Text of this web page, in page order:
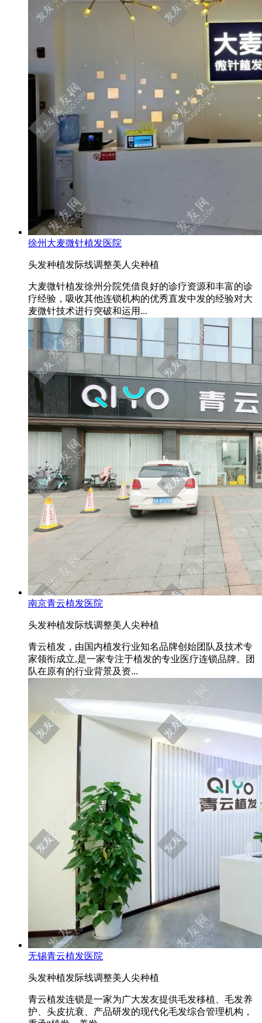
徐州大麦微针植发医院
头发种植发际线调整美人尖种植
大麦微针植发徐州分院凭借良好的诊疗资源和丰富的诊
疗经验，吸收其他连锁机构的优秀直发中发的经验对大
麦微针技术进行突破和运用...
南京青云植发医院
头发种植发际线调整美人尖种植
青云植发，由国内植发行业知名品牌创始团队及技术专
家领衔成立,是一家专注于植发的专业医疗连锁品牌。团
队在原有的行业背景及资...
无锡青云植发医院
头发种植发际线调整美人尖种植
青云植发连锁是一家为广大发友提供毛发移植、毛发养
护、头皮抗衰、产品研发的现代化毛发综合管理机构，